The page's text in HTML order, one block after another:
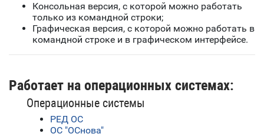
Консольная версия, с которой можно работать
только из командной строки;
Графическая версия, с которой можно работать в
командной строке и в графическом интерфейсе.
Работает на операционных системах:
Операционные системы
РЕД ОС
ОС "ОСнова"